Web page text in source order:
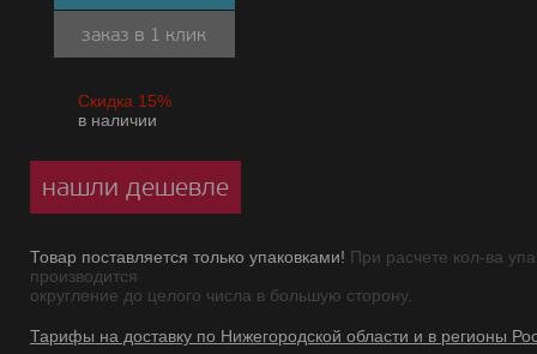
заказ в 1 клик
Скидка 15%
в наличии
нашли дешевле
Товар поставляется только упаковками! При расчете кол-ва
производится
округление до целого числа в большую сторону.
Тарифы на доставку по Нижегородской области и в регионы